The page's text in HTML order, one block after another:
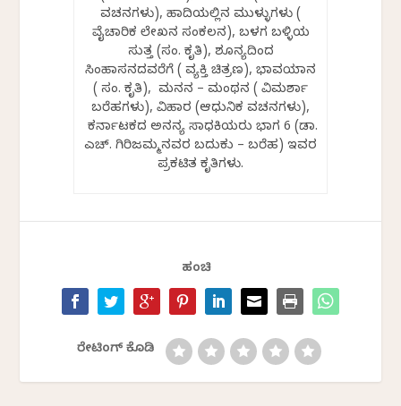
ವಚನಗಳು), ಹಾದಿಯಲ್ಲಿನ ಮುಳ್ಳುಗಳು (
ವೈಚಾರಿಕ ಲೇಖನ ಸಂಕಲನ), ಬಳಗ ಬಳ್ಳಿಯ
ಸುತ್ತ (ಸಂ. ಕೃತಿ), ಶೂನ್ಯದಿಂದ
ಸಿಂಹಾಸನದವರೆಗೆ ( ವ್ಯಕ್ತಿ ಚಿತ್ರಣ), ಭಾವಯಾನ
( ಸಂ. ಕೃತಿ), ಮನನ – ಮಂಥನ ( ವಿಮರ್ಶಾ
ಬರೆಹಗಳು), ವಿಹಾರ (ಆಧುನಿಕ ವಚನಗಳು),
ಕರ್ನಾಟಕದ ಅನನ್ಯ ಸಾಧಕಿಯರು ಭಾಗ 6 (ಡಾ.
ಎಚ್. ಗಿರಿಜಮ್ಮನವರ ಬದುಕು – ಬರೆಹ) ಇವರ
ಪ್ರಕಟಿತ ಕೃತಿಗಳು.
ಹಂಚಿ
ರೇಟಿಂಗ್ ಕೊಡಿ